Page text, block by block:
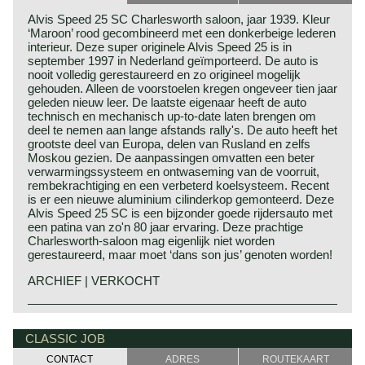
Alvis Speed 25 SC Charlesworth saloon, jaar 1939. Kleur
‘Maroon’ rood gecombineerd met een donkerbeige lederen
interieur. Deze super originele Alvis Speed 25 is in
september 1997 in Nederland geïmporteerd. De auto is
nooit volledig gerestaureerd en zo origineel mogelijk
gehouden. Alleen de voorstoelen kregen ongeveer tien jaar
geleden nieuw leer. De laatste eigenaar heeft de auto
technisch en mechanisch up-to-date laten brengen om
deel te nemen aan lange afstands rally's. De auto heeft het
grootste deel van Europa, delen van Rusland en zelfs
Moskou gezien. De aanpassingen omvatten een beter
verwarmingssysteem en ontwaseming van de voorruit,
rembekrachtiging en een verbeterd koelsysteem. Recent
is er een nieuwe aluminium cilinderkop gemonteerd. Deze
Alvis Speed 25 SC is een bijzonder goede rijdersauto met
een patina van zo'n 80 jaar ervaring. Deze prachtige
Charlesworth-saloon mag eigenlijk niet worden
gerestaureerd, maar moet ‘dans son jus’ genoten worden!
ARCHIEF | VERKOCHT
Alvis is opgericht door Thomas George John en G.P. de
gebouwd in 1920 en de laatste Alvis (sport) auto's
kwamen 47 jaar later uit de fabriek in Coventry. Het einde
Alvis historie
Alvis is opgericht door Thomas George John en G.P. de
Freville. De eerste auto's onder de naam Alvis werden
CLASSIC JOB
CONTACT ADRES ROUTEKAART